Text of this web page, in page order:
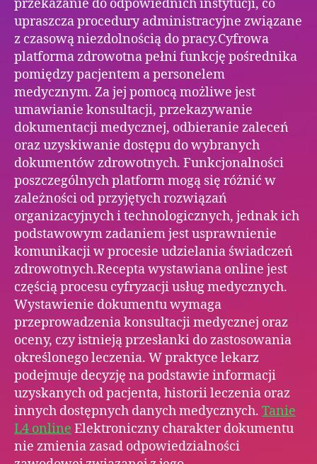
przekazanie do odpowiednich instytucji, co
upraszcza procedury administracyjne związane
z czasową niezdolnością do pracy.Cyfrowa
platforma zdrowotna pełni funkcję pośrednika
pomiędzy pacjentem a personelem
medycznym. Za jej pomocą możliwe jest
umawianie konsultacji, przekazywanie
dokumentacji medycznej, odbieranie zaleceń
oraz uzyskiwanie dostępu do wybranych
dokumentów zdrowotnych. Funkcjonalności
poszczególnych platform mogą się różnić w
zależności od przyjętych rozwiązań
organizacyjnych i technologicznych, jednak ich
podstawowym zadaniem jest usprawnienie
komunikacji w procesie udzielania świadczeń
zdrowotnych.Recepta wystawiana online jest
częścią procesu cyfryzacji usług medycznych.
Wystawienie dokumentu wymaga
przeprowadzenia konsultacji medycznej oraz
oceny, czy istnieją przesłanki do zastosowania
określonego leczenia. W praktyce lekarz
podejmuje decyzję na podstawie informacji
uzyskanych od pacjenta, historii leczenia oraz
innych dostępnych danych medycznych. Tanie
L4 online Elektroniczny charakter dokumentu
nie zmienia zasad odpowiedzialności